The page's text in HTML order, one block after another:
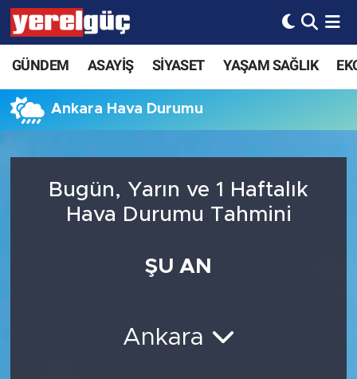
GÜNDEM ASAYİŞ SİYASET YAŞAM SAĞLIK
Ankara Hava Durumu
Bugün, Yarın ve 1 Haftalık
Hava Durumu Tahmini
ŞU AN
Ankara